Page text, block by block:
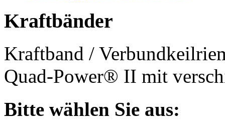
Kraftbänder
Kraftband /
Quad-Power® II mit
Bitte wählen Sie aus: